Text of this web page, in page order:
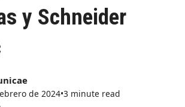
y Schneider
de 2024•3 minute read